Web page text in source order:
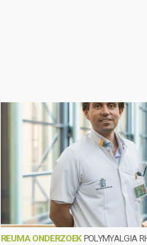
REUMA ONDERZOEK POLYMYALGIA